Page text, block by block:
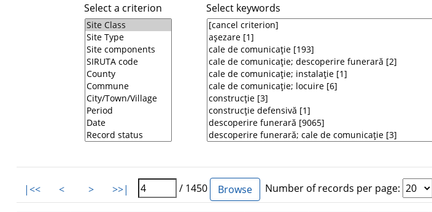
Select a criterion Select keywords
|<< < > >>| / 1450 Number of records per page: